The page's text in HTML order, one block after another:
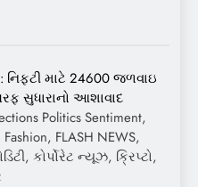
નિફ્ટી માટે 24600 જળવાઇ
સુધારાનો આશાવાદ
Politics Sentiment,
FLASH NEWS,
કોર્પોરેટ ન્યૂઝ, ક્રિપ્ટો,